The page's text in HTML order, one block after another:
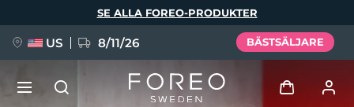
SE ALLA FOREO-PRODUKTER
US 8/11/26 BÄSTSÄLJARE